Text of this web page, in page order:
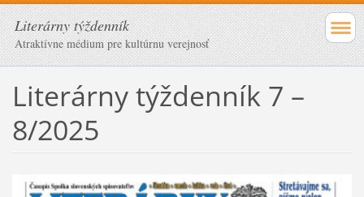
Literárny týždenník
Atraktívne médium pre kultúrnu verejnosť
Literárny týždenník 7 –
8/2025